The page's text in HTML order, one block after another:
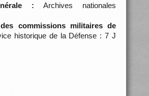
: Archives nationales
commissions militaires de
historique de la Défense : 7 J